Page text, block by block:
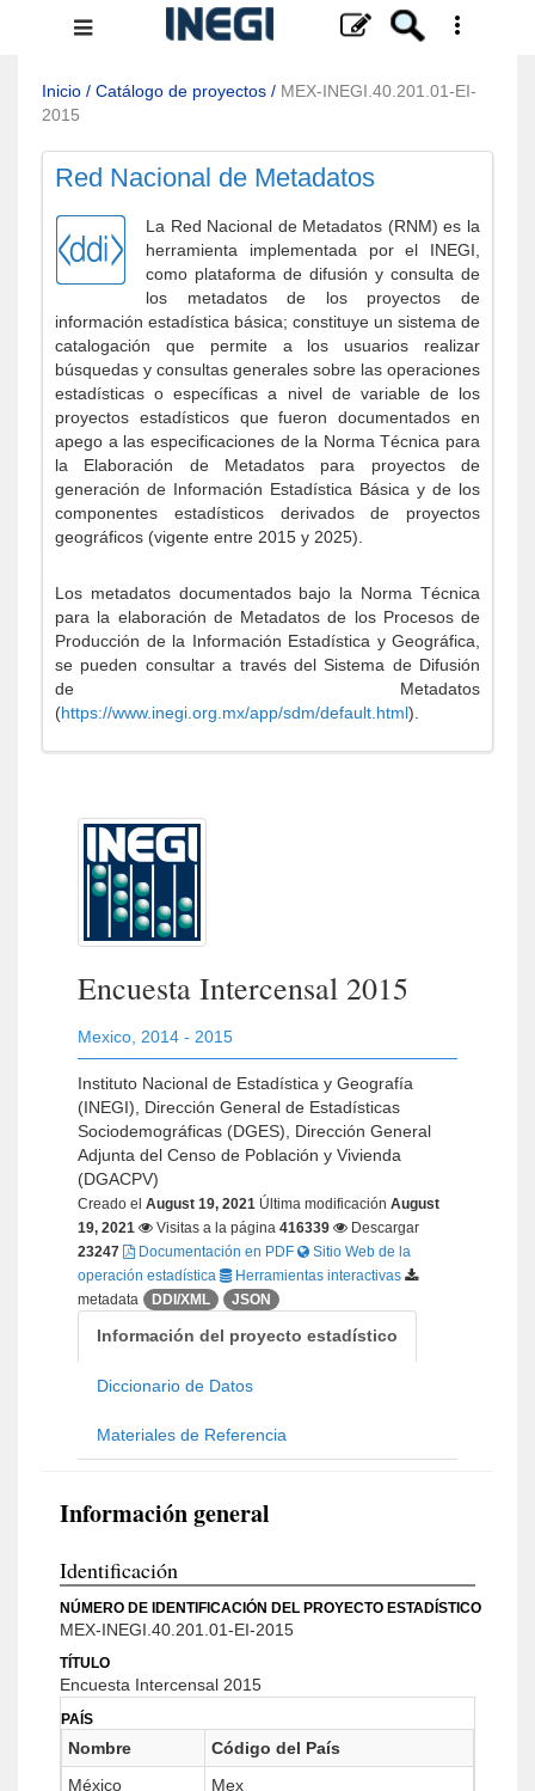
Menú
navegación
Inicio / Catálogo de proyectos / MEX-INEGI.40.201.01-EI-
2015
Red Nacional de Metadatos
La Red Nacional de Metadatos (RNM) es la
herramienta implementada por el INEGI,
como plataforma de difusión y consulta de
los metadatos de los proyectos de
información estadística básica; constituye un sistema de
catalogación que permite a los usuarios realizar
búsquedas y consultas generales sobre las operaciones
estadísticas o específicas a nivel de variable de los
proyectos estadísticos que fueron documentados en
apego a las especificaciones de la Norma Técnica para
la Elaboración de Metadatos para proyectos de
generación de Información Estadística Básica y de los
componentes estadísticos derivados de proyectos
geográficos (vigente entre 2015 y 2025).
Los metadatos documentados bajo la Norma Técnica
para la elaboración de Metadatos de los Procesos de
Producción de la Información Estadística y Geográfica,
se pueden consultar a través del Sistema de Difusión
de Metadatos
(https://www.inegi.org.mx/app/sdm/default.html).
Encuesta Intercensal 2015
Mexico 2014 - 2015
Instituto Nacional de Estadística y Geografía
(INEGI), Dirección General de Estadísticas
Sociodemográficas (DGES), Dirección General
Adjunta del Censo de Población y Vivienda
(DGACPV)
Creado el August 19, 2021 Última modificación August
19, 2021
Visitas a la página 416339
Descargar
23247
Documentación en PDF
Sitio Web de la
operación estadística
Herramientas interactivas
metadata
DDI/XML JSON
Información del proyecto estadístico
Diccionario de Datos
Materiales de Referencia
Información general
Identificación
NÚMERO DE IDENTIFICACIÓN DEL PROYECTO ESTADÍSTICO
MEX-INEGI.40.201.01-EI-2015
TÍTULO
Encuesta Intercensal 2015
PAÍS
Nombre
Código del País
México
Mex